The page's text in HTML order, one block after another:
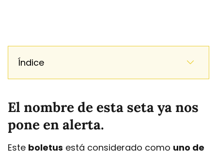
Índice
El nombre de esta seta ya nos
pone en alerta.
Este boletus está considerado como uno de